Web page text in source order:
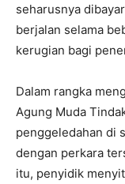
seharusnya
berjalan selama
kerugian bagi
Dalam rangka
Agung Muda
penggeledahan di
dengan perkara
itu, penyidik